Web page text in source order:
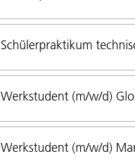
Schülerpraktikum
Werkstudent (m/w/d)
Werkstudent (m/w/d)